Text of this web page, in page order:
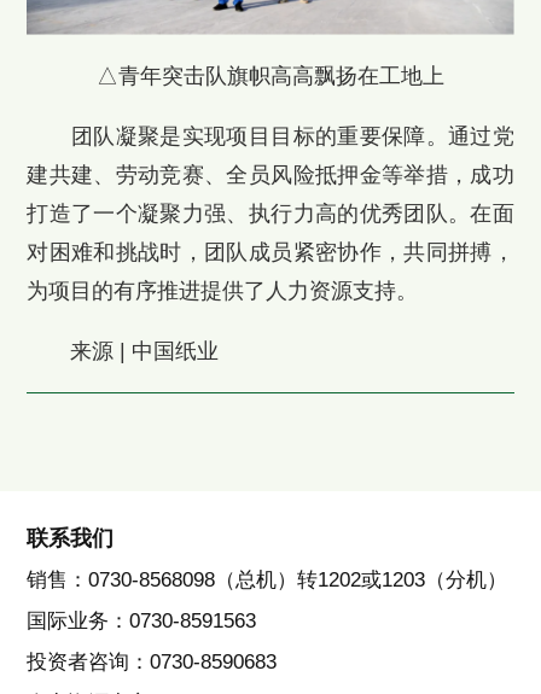
△青年突击队旗帜高高飘扬在工地上
团队凝聚是实现项目目标的重要保障。通过党
建共建、劳动竞赛、全员风险抵押金等举措，成功
打造了一个凝聚力强、执行力高的优秀团队。在面
对困难和挑战时，团队成员紧密协作，共同拼搏，
为项目的有序推进提供了人力资源支持。
来源 | 中国纸业
联系我们
销售：0730-8568098（总机）转1202或1203（分机）
国际业务：0730-8591563
投资者咨询：0730-8590683